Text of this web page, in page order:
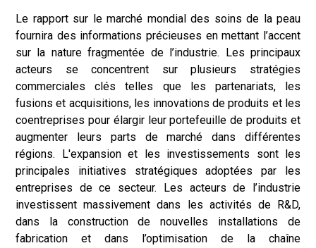
Le rapport sur le marché mondial des soins de la peau
fournira des informations précieuses en mettant l’accent
sur la nature fragmentée de l’industrie. Les principaux
acteurs se concentrent sur plusieurs stratégies
commerciales clés telles que les partenariats, les
fusions et acquisitions, les innovations de produits et les
coentreprises pour élargir leur portefeuille de produits et
augmenter leurs parts de marché dans différentes
régions. L'expansion et les investissements sont les
principales initiatives stratégiques adoptées par les
entreprises de ce secteur. Les acteurs de l’industrie
investissent massivement dans les activités de R&D,
dans la construction de nouvelles installations de
fabrication et dans l’optimisation de la chaîne